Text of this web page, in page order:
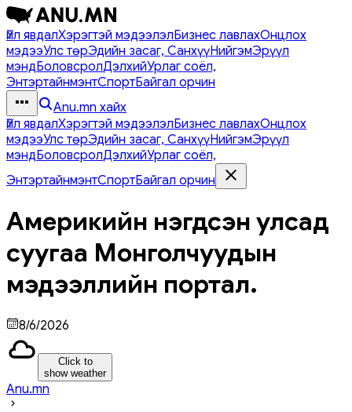
Үйл явдалХэрэгтэй мэдээлэлБизнес лавлахОнцлох
мэдээУлс төрЭдийн засаг, СанхүүНийгэмЭрүүл
мэндБоловсролДэлхийУрлаг соёл,
ЭнтэртайнмэнтСпортБайгал орчин
Anu.mn хайх
Үйл явдалХэрэгтэй мэдээлэлБизнес лавлахОнцлох
мэдээУлс төрЭдийн засаг, СанхүүНийгэмЭрүүл
мэндБоловсролДэлхийУрлаг соёл,
ЭнтэртайнмэнтСпортБайгал орчин
Америкийн нэгдсэн улсад
суугаа Монголчуудын
мэдээллийн портал.
8/6/2026
Click to
show weather
Anu.mn